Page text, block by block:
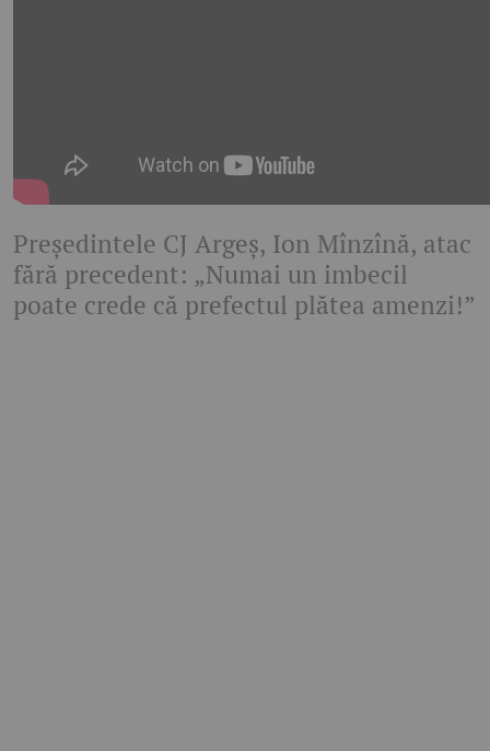
Președintele CJ Argeș, Ion Mînzînă, atac
fără precedent: „Numai un imbecil
poate crede că prefectul plătea amenzi!”